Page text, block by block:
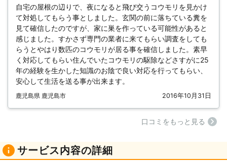
自宅の屋根の辺りで、夜になると飛び交うコウモリを見かけ
て対処してもらう事としました。玄関の前に落ちている糞を
見て確信したのですが、家に巣を作っている可能性があると
感じました。すかさず専門の業者に来てもらい調査をしても
らうとやはり数匹のコウモリが居る事を確信しました。素早
く対応してもらい住んでいたコウモリの駆除などさすがに25
年の経験を生かした知識のお陰で良い対応を行ってもらい、
安心して生活を送る事が出来ます。
鹿児島県 鹿児島市 2016年10月31日
⼝コミをもっと見る
サービス内容の詳細